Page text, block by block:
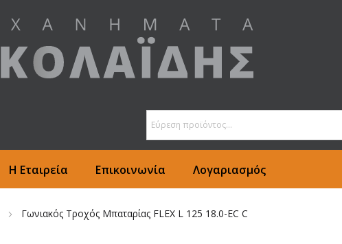
Η Εταιρεία Επικοινωνία Λογαριασμός
Γωνιακός Τροχός Μπαταρίας FLEX L 125 18.0-EC C